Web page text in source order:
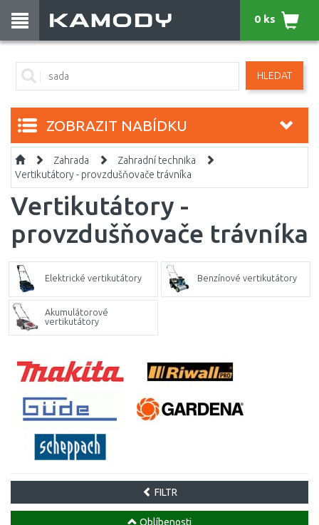
HLEDAT
0 ks
ZOBRAZIT NABÍDKU
Zahrada
Zahradní technika
Vertikutátory - provzdušňovače trávníka
Vertikutátory -
provzdušňovače trávníka
Elektrické vertikutátory Benzínové vertikutátory
Akumulátorové
vertikutátory
FILTR
Oblíbenosti